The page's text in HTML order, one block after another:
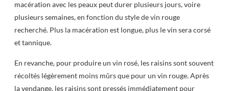
macération avec les peaux peut durer plusieurs jours, voire
plusieurs semaines, en fonction du style de vin rouge
recherché. Plus la macération est longue, plus le vin sera corsé
et tannique.
En revanche, pour produire un vin rosé, les raisins sont souvent
récoltés légèrement moins mûrs que pour un vin rouge. Après
la vendange, les raisins sont pressés immédiatement pour